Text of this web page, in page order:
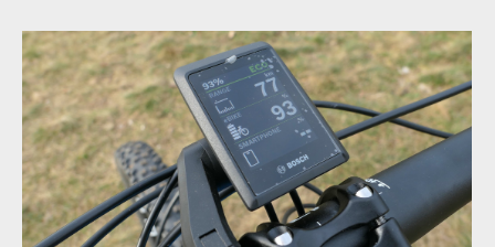
Bosch ePowered
Bosch ePowered
Bosch ePowered
Motor Bosch CX Performance Line s dostatkem síly, 85 Nm
kroutícího momentu
Motor Bosch CX Performance Line s dostatkem síly, 85 Nm
kroutícího momentu